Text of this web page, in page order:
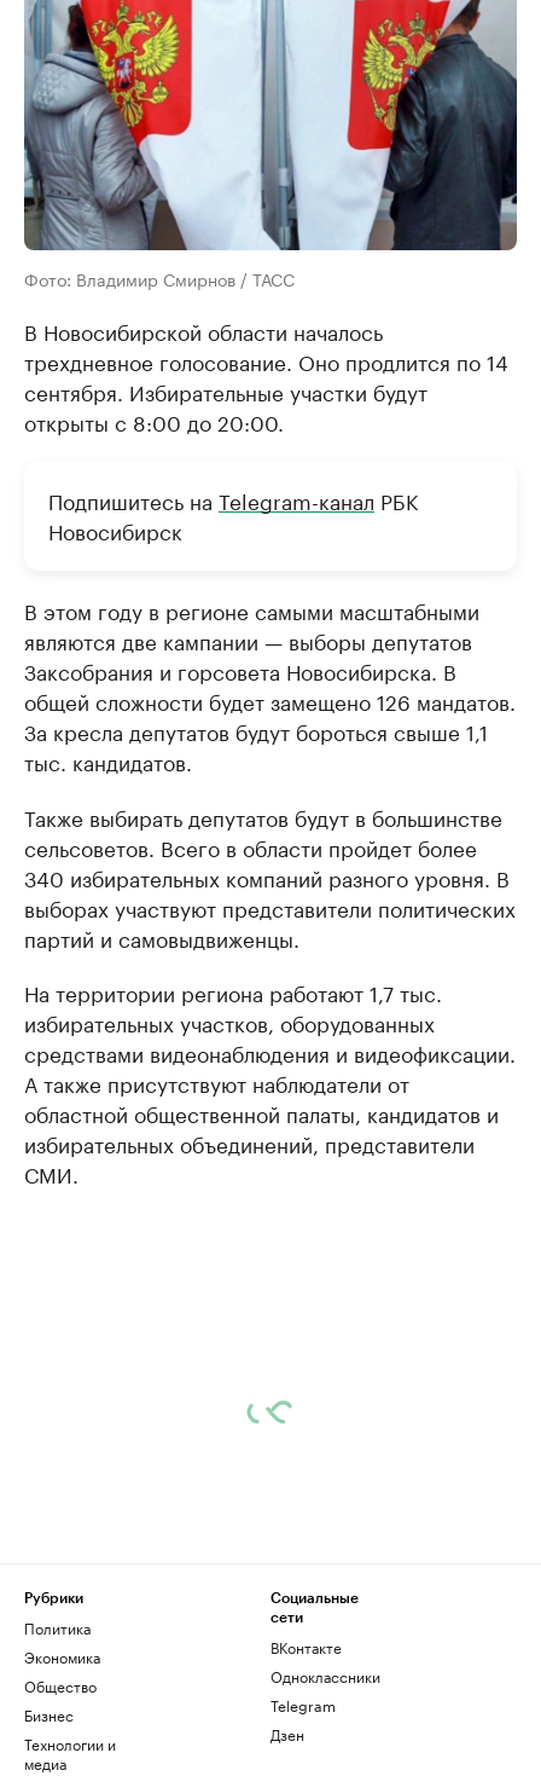
Фото: Владимир Смирнов / ТАСС
В Новосибирской области началось
трехдневное голосование. Оно продлится по 14
сентября. Избирательные участки будут
открыты с 8:00 до 20:00.
Подпишитесь на Telegram-канал РБК
Новосибирск
В этом году в регионе самыми масштабными
являются две кампании — выборы депутатов
Заксобрания и горсовета Новосибирска. В
общей сложности будет замещено 126 мандатов.
За кресла депутатов будут бороться свыше 1,1
тыс. кандидатов.
Также выбирать депутатов будут в большинстве
сельсоветов. Всего в области пройдет более
340 избирательных компаний разного уровня. В
выборах участвуют представители политических
партий и самовыдвиженцы.
На территории региона работают 1,7 тыс.
избирательных участков, оборудованных
средствами видеонаблюдения и видеофиксации.
А также присутствуют наблюдатели от
областной общественной палаты, кандидатов и
избирательных объединений, представители
СМИ.
Рубрики
Политика
Экономика
Общество
Бизнес
Технологии и
медиа
Социальные
сети
ВКонтакте
Одноклассники
Telegram
Дзен